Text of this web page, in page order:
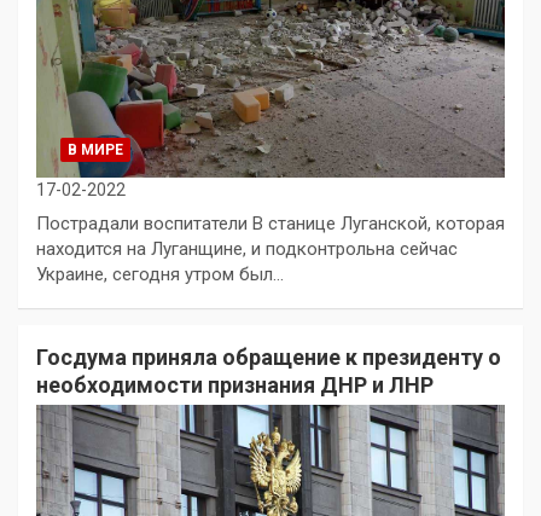
В МИРЕ
17-02-2022
Пострадали воспитатели В станице Луганской, которая
находится на Луганщине, и подконтрольна сейчас
Украине, сегодня утром был…
Госдума приняла обращение к президенту о
необходимости признания ДНР и ЛНР